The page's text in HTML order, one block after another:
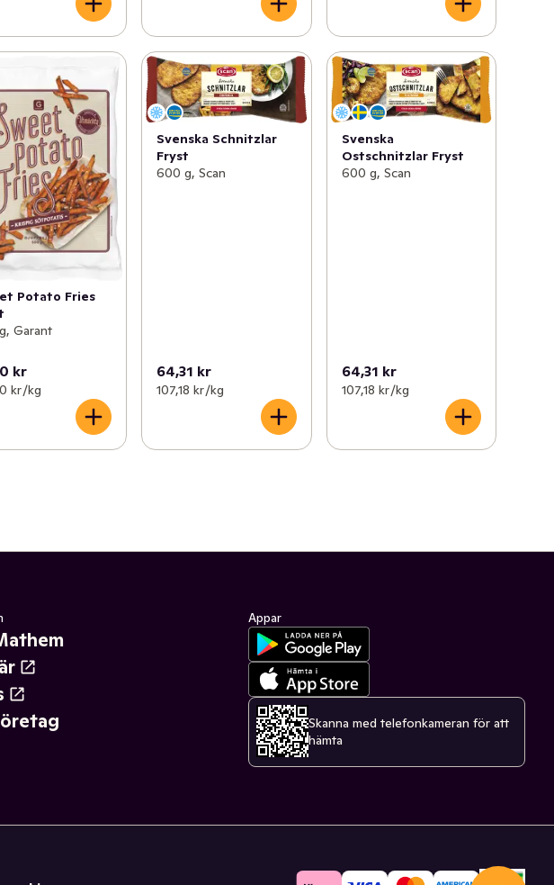
Potato Fries
Garant
kr
kr /kg
Svenska Schnitzlar
Fryst
600 g, Scan
64,31 kr
107,18 kr /kg
Svenska
Ostschnitzlar Fryst
600 g, Scan
64,31 kr
107,18 kr /kg
Appar
Skanna med telefonkameran för att
hämta